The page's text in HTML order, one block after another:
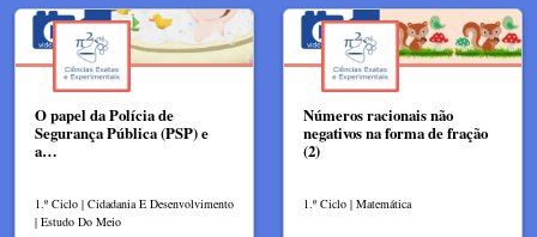
O papel da Polícia de
Segurança Pública (PSP) e
a…
1.º Ciclo | Cidadania E Desenvolvimento
| Estudo Do Meio
Números racionais não
negativos na forma de fração
(2)
1.º Ciclo | Matemática